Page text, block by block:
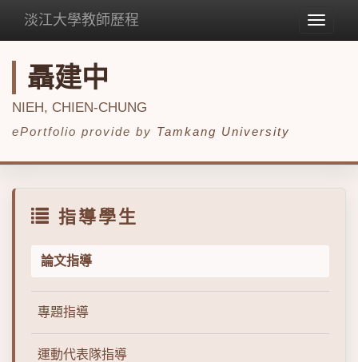
Toggle
淡江大學教師歷程
聶建中
NIEH, CHIEN-CHUNG
ePortfolio provide by Tamkang University
指導學生
論文指導
專題指導
運動代表隊指導